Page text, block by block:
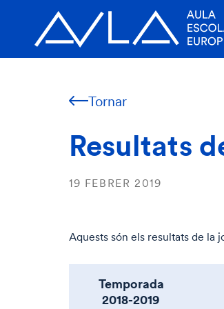
Tornar
Resultats
19 FEBRER 2019
Aquests són els resultats de la
Temporada
2018-2019